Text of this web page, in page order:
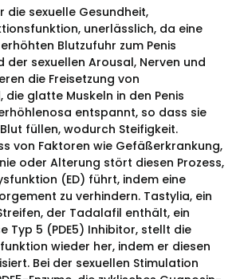
die sexuelle Gesundheit,
unerlässlich, da eine
Blutzufuhr zum Penis
der sexuellen Arousal, Nerven und
die Freisetzung von
glatte Muskeln in den Penis
entspannt, so dass sie
füllen, wodurch Steifigkeit.
von Faktoren wie Gefäßerkrankung,
oder Alterung stört diesen Prozess,
(ED) führt, indem eine
zu verhindern. Tastylia, ein
der Tadalafil enthält, ein
Typ 5 (PDE5) Inhibitor, stellt die
wieder her, indem er diesen
Bei der sexuellen Stimulation